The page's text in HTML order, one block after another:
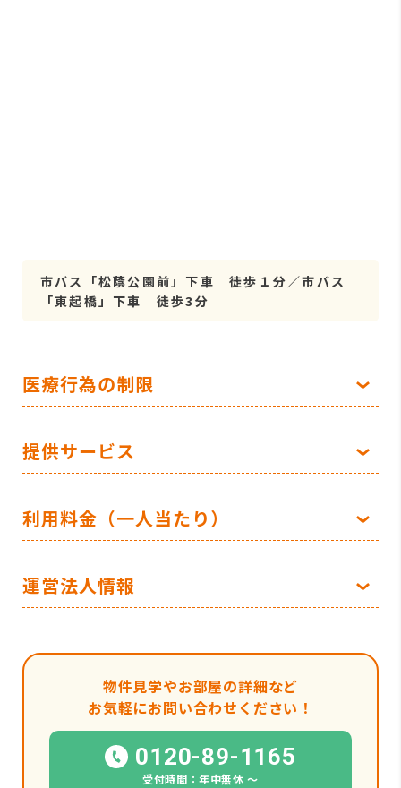
市バス「松蔭公園前」下車 徒歩１分／市バス
「東起橋」下車 徒歩3分
医療行為の制限
提供サービス
利用料金（一人当たり）
運営法人情報
物件見学やお部屋の詳細など
お気軽にお問い合わせください！
0120-89-1165
受付時間：年中無休 〜